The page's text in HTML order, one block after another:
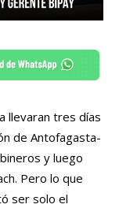
llevaran tres días
de Antofagasta-
y luego
Pero lo que
ser solo el